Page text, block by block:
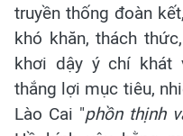
truyền thống đoàn
khó khăn, thách
khơi dậy ý chí khát
thắng lợi mục tiêu,
Lào Cai "phồn thịnh